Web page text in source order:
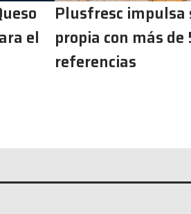
el
Plusfresc impulsa
propia con más de
referencias